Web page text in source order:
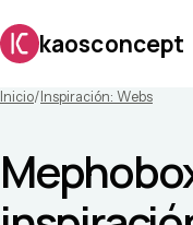
kaosconcept
Inicio/ Inspiración: Webs